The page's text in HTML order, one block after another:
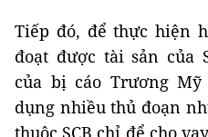
Tiếp đó, để thực hiện
đoạt được tài sản của
của bị cáo Trương
dụng nhiều thủ đoạn
thuộc SCB chỉ để cho